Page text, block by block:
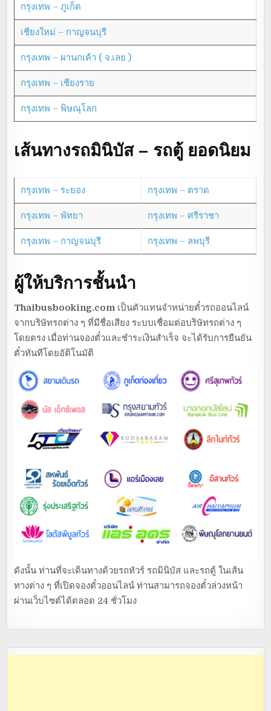
กรุงเทพ – ภูเก็ต
เชียงใหม่ – กาญจนบุรี
กรุงเทพ – ผานกเค้า ( จ.เลย )
กรุงเทพ – เชียงราย
กรุงเทพ – พิษณุโลก
เส้นทางรถมินิบัส – รถตู้ ยอดนิยม
กรุงเทพ – ระยอง กรุงเทพ – ตราด
กรุงเทพ – พัทยา กรุงเทพ – ศรีราชา
กรุงเทพ – กาญจนบุรี กรุงเทพ – ลพบุรี
ผู้ให้บริการชั้นนำ
Thaibusbooking.com เป็นตัวแทนจำหน่ายตั๋วรถออนไลน์
จากบริษัทรถต่าง ๆ ที่มีชื่อเสียง ระบบเชื่อมต่อบริษัทรถต่าง ๆ
โดยตรง เมื่อท่านจองตั๋วและชำระเงินสำเร็จ จะได้รับการยืนยัน
ตั๋วทันทีโดยอัติโนมัติ
ดังนั้น ท่านที่จะเดินทางด้วยรถทัวร์ รถมินิบัส และรถตู้ ในเส้น
ทางต่าง ๆ ที่เปิดจองตั๋วออนไลน์ ท่านสามารถจองตั๋วล่วงหน้า
ผ่านเว็บไซต์ได้ตลอด 24 ชั่วโมง